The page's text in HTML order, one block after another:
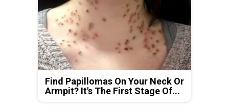
Find Papillomas On Your Neck Or
Armpit? It's The First Stage Of...